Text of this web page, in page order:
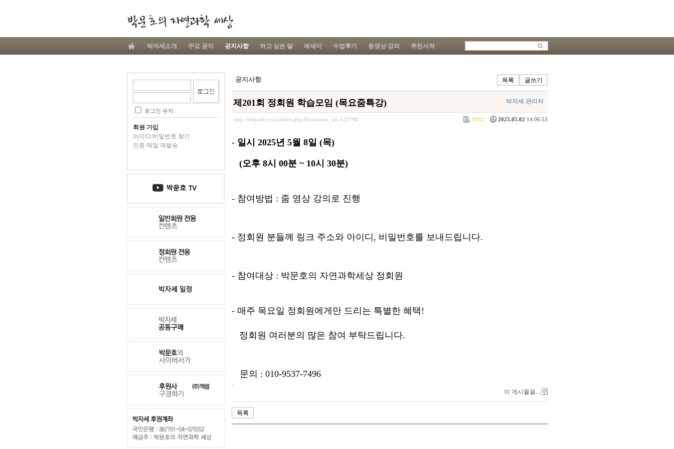
박자세소개 주요 공지 공지사항 하고 싶은 말 에세이 수업후기 동영상 강의 추천서적
로그인 유지
회원 가입
아이디/비밀번호 찾기
인증 메일 재발송
공지사항 글쓰기
목록
제201회 정회원 학습모임 (목요줌특강) 박자세 관리자
http://mhpark.or.kr/index.php?document_srl=523798 2025.05.02 14:06:53
1932
- 일시 2025년 5월 8일 (목)
(오후 8시 00분 ~ 10시 30분)
- 참여방법 : 줌 영상 강의로 진행
- 정회원 분들께 링크 주소와 아이디 , 비밀번호를 보내드립니다.
- 참여대상 : 박문호의 자연과학세상 정회원
- 매주 목요일 정회원에게만 드리는 특별한 혜택 !
정회원 여러분의 많은 참여 부탁드립니다.
문의 : 010-9537-7496
.
이 게시물을...
목록